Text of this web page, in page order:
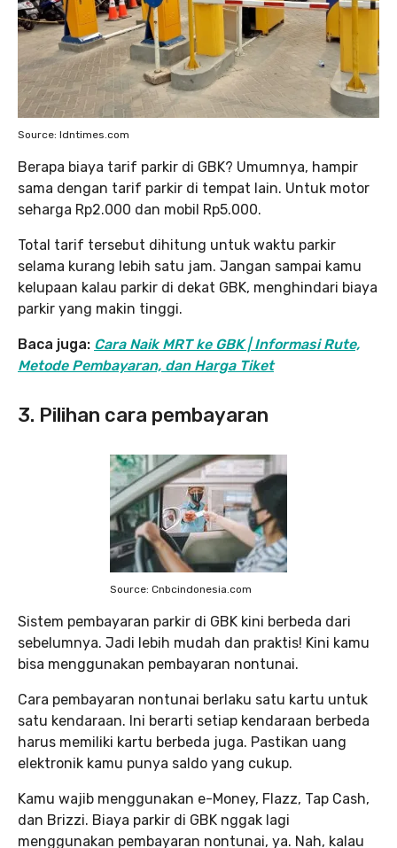
Source: Idntimes.com
Berapa biaya tarif parkir di GBK? Umumnya, hampir
sama dengan tarif parkir di tempat lain. Untuk motor
seharga Rp2.000 dan mobil Rp5.000.
Total tarif tersebut dihitung untuk waktu parkir
selama kurang lebih satu jam. Jangan sampai kamu
kelupaan kalau parkir di dekat GBK, menghindari biaya
parkir yang makin tinggi.
Baca juga: Cara Naik MRT ke GBK | Informasi Rute,
Metode Pembayaran, dan Harga Tiket
3. Pilihan cara pembayaran
Source: Cnbcindonesia.com
Sistem pembayaran parkir di GBK kini berbeda dari
sebelumnya. Jadi lebih mudah dan praktis! Kini kamu
bisa menggunakan pembayaran nontunai.
Cara pembayaran nontunai berlaku satu kartu untuk
satu kendaraan. Ini berarti setiap kendaraan berbeda
harus memiliki kartu berbeda juga. Pastikan uang
elektronik kamu punya saldo yang cukup.
Kamu wajib menggunakan e-Money, Flazz, Tap Cash,
dan Brizzi. Biaya parkir di GBK nggak lagi
menggunakan pembayaran nontunai, ya. Nah, kalau